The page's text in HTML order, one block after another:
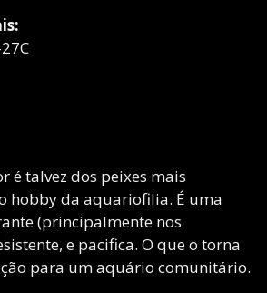
é talvez dos peixes mais
hobby da aquariofilia. É uma
(principalmente nos
e pacifica. O que o torna
para um aquário comunitário.